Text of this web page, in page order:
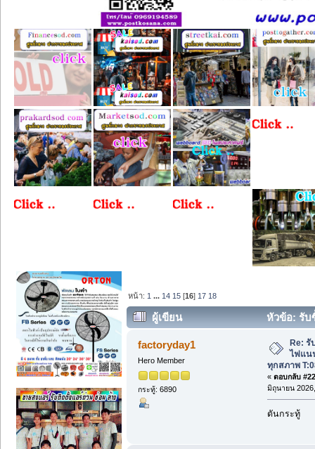
หน้า: 1 ... 14 15 [16] 17 18
ผู้เขียน
หัวข้อ: รั
ทุกสภาพ T:087-409-0333. (อ่าน 6209 ค
factoryday1
Hero Member
กระทู้: 6890
Re: รั
ไฟแน
ทุกสภาพ
« ตอบกลับ
มิถุนายน
ดันกระทู้